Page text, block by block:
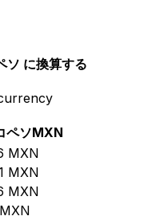
ソ に換算する
ペソMXN
MXN
MXN
MXN
MXN